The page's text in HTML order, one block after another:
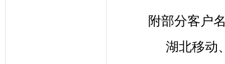
附部分客户
湖北移动